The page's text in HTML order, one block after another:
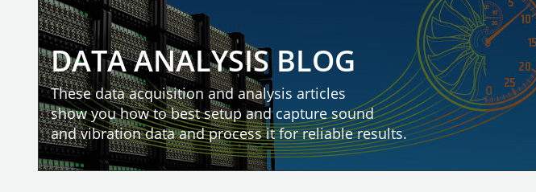
DATA ANALYSIS BLOG
These data acquisition and analysis articles
show you how to best setup and capture sound
and vibration data and process it for reliable results.